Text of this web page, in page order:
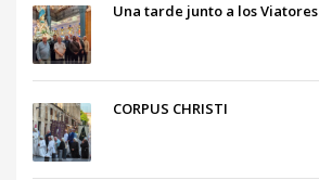
Una tarde junto a los Viatores
CORPUS CHRISTI